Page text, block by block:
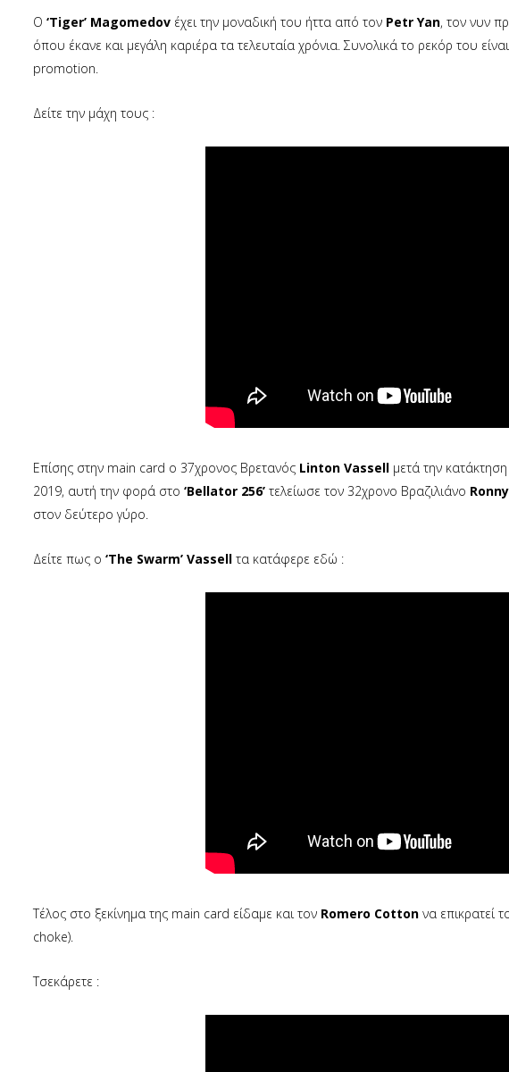
O ‘Τiger’ Magomedov έχει την μοναδική του ήττα από τον Petr Yan, τον νυν
όπου έκανε και μεγάλη καριέρα τα τελευταία χρόνια. Συνολικά το ρεκόρ του
promotion.
Δείτε την μάχη τους :
Επίσης στην main card ο 37χρονος Βρετανός Linton Vassell μετά την
2019, αυτή την φορά στο ‘Bellator 256’ τελείωσε τον 32χρονο Βραζιλιάνο
στον δεύτερο γύρο.
Δείτε πως ο ‘The Swarm’ Vassell τα κατάφερε εδώ :
Tέλος στο ξεκίνημα της main card είδαμε και τον Romero Cotton να επικρατεί
choke).
Τσεκάρετε :